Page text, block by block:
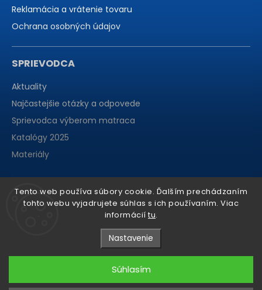
Tento web používa súbory cookie. Ďalším prechádzaním
tohto webu vyjadrujete súhlas s ich používaním. Viac
informácií tu.
Nastavenie
Súhlasím
Reklamácia a vrátenie tovaru
Ochrana osobných údajov
SPRIEVODCA
Aktuality
Najčastejšie otázky a odpovede
Sprievodca výberom matraca
Katalógy 2025
Materiály
Copyright 2026matraCentrum. Všetky práva vyhradené.